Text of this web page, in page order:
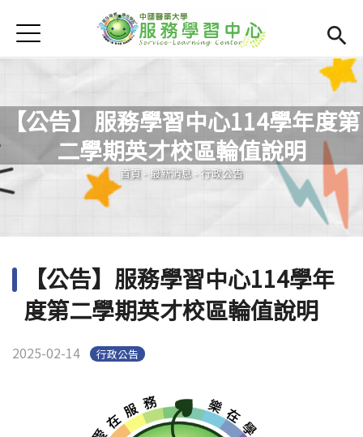
首頁
學務處首頁(link is external)
Open
Open
最新消息
Open submenu (相關連結)
Open submenu (活動集錦)
Open submenu (服務智庫)
服務智庫
Jump to Navigation
Jump to Main content
【公告】服務學習中心114學年度第
二學期英才校區輪值說明
您在這裡
首頁 - 最新消息 -行政公告
【公告】服務學習中心114學年
度第二學期英才校區輪值說明
2025-02-14 行政公告